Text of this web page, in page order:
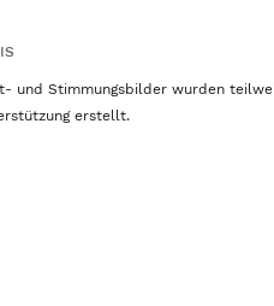
und Stimmungsbilder wurden
erstellt.